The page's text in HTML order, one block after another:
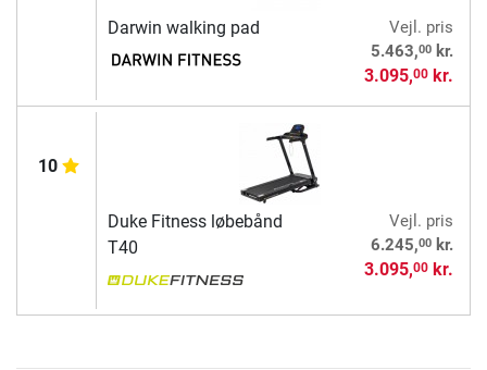
Darwin walking pad
Vejl. pris
5.463,00kr.
3.095,00kr.
10
Duke Fitness løbebånd
T40
Vejl. pris
6.245,00kr.
3.095,00kr.